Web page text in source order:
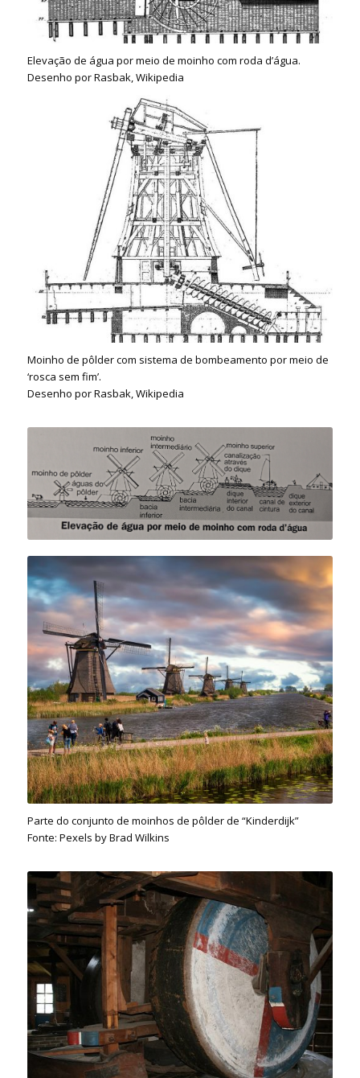
Elevação de água por meio de moinho com roda d’água.
Desenho por Rasbak, Wikipedia
Moinho de pôlder com sistema de bombeamento por meio de
‘rosca sem fim’.
Desenho por Rasbak, Wikipedia
Parte do conjunto de moinhos de pôlder de “Kinderdijk”
Fonte: Pexels by Brad Wilkins